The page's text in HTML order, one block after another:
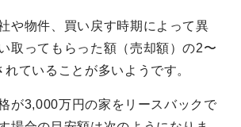
や物件、買い戻す時期によって異
取ってもらった額（売却額）の2〜
ていることが多いようです。
が3,000万円の家をリースバックで